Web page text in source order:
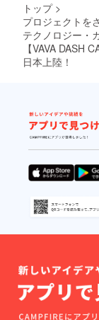
トップ >
プロジェクトを
テクノロジー・
【VAVA DASH
日本上陸！